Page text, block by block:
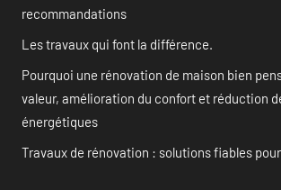
recommandations
Les travaux qui font la différence.
Pourquoi une rénovation de maison bien
valeur, amélioration du confort et réduction
énergétiques
Travaux de rénovation : solutions fiables